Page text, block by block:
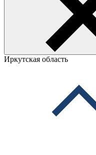
Иркутская область